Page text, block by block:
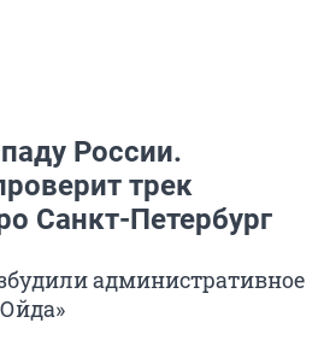
России.
трек
Санкт-Петербург
административное